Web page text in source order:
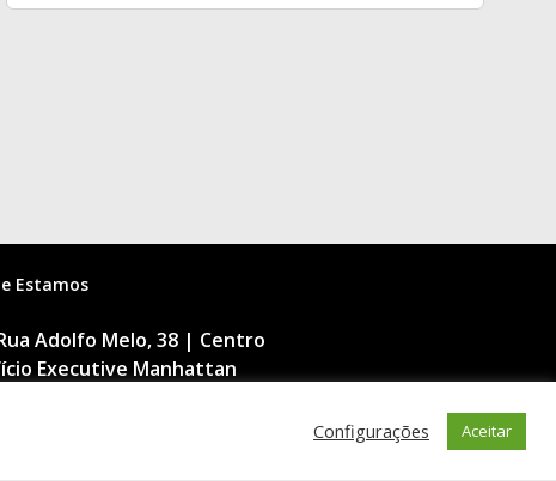
Estamos
Adolfo Melo, 38 | Centro
Executive Manhattan
Configurações Aceitar